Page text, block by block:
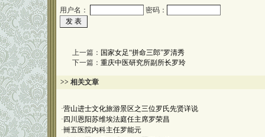
用户名：
密码：
上一篇： 国家女足“拼命三郎”罗清秀
下一篇： 重庆中医研究所副所长罗玲
>> 相关文章
·营山进士文化旅游景区之三位罗氏先贤详说
· 四川恩阳苏维埃法庭任主席罗荣昌
·卌五医院内科主任罗能元